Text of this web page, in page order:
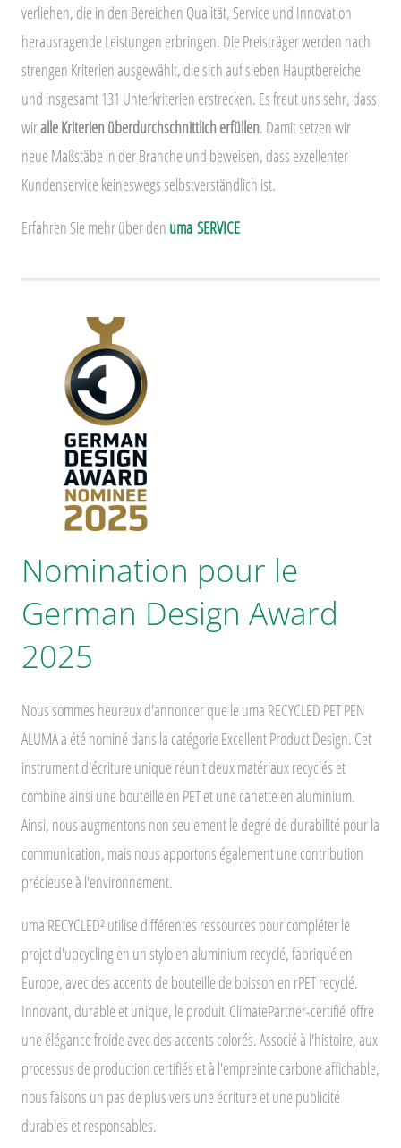
verliehen, die in den Bereichen Qualität, Service und Innovation
herausragende Leistungen erbringen. Die Preisträger werden nach
strengen Kriterien ausgewählt, die sich auf sieben Hauptbereiche
und insgesamt 131 Unterkriterien erstrecken. Es freut uns sehr, dass
wiralle Kriterien überdurchschnittlich erfüllen. Damit setzen wir
neue Maßstäbe in der Branche und beweisen, dass exzellenter
Kundenservice keineswegs selbstverständlich ist.
Erfahren Sie mehr über den uma SERVICE
Nomination pour le
German Design Award
2025
Nous sommes heureux d'annoncer que le uma RECYCLED PET PEN
ALUMA a été nominé dans la catégorie Excellent Product Design. Cet
instrument d'écriture unique réunit deux matériaux recyclés et
combine ainsi une bouteille en PET et une canette en aluminium.
Ainsi, nous augmentons non seulement le degré de durabilité pour la
communication, mais nous apportons également une contribution
précieuse à l'environnement.
uma RECYCLED² utilise différentes ressources pour compléter le
projet d'upcycling en un stylo en aluminium recyclé, fabriqué en
Europe, avec des accents de bouteille de boisson en rPET recyclé.
Innovant, durable et unique, le produit ClimatePartner-certifié offre
une élégance froide avec des accents colorés. Associé à l'histoire, aux
processus de production certifiés et à l'empreinte carbone affichable,
nous faisons un pas de plus vers une écriture et une publicité
durables et responsables.